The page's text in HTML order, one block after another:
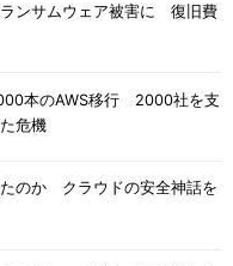
ンサムウェア被害に 復旧費
本のAWS移行 2000社を支
危機
のか クラウドの安全神話を